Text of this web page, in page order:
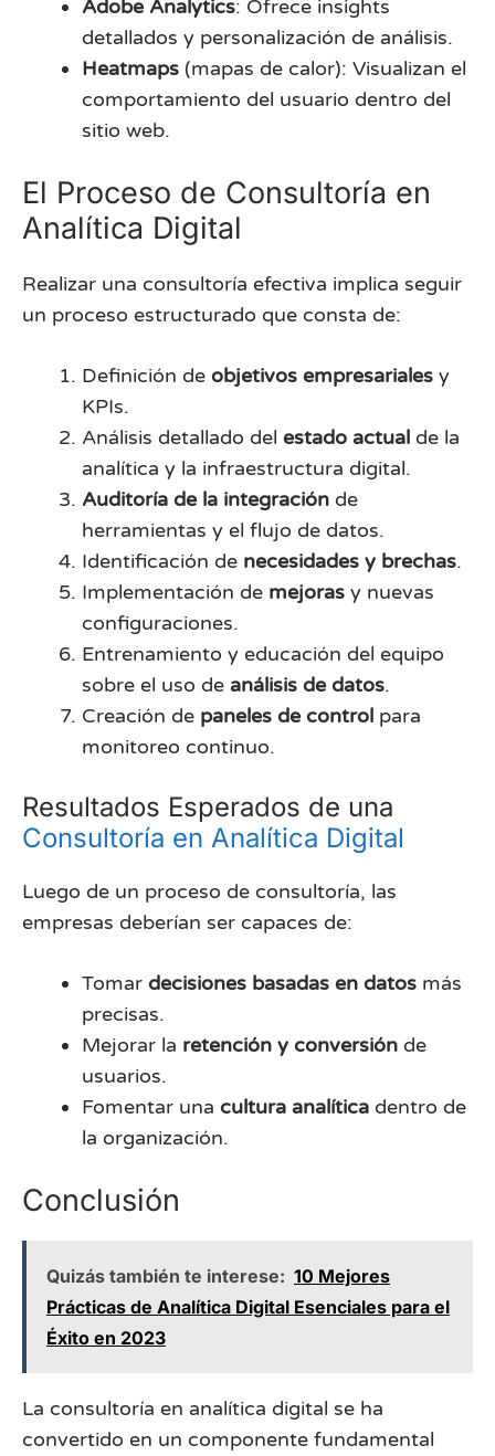
Adobe Analytics: Ofrece insights
detallados y personalización de análisis.
Heatmaps (mapas de calor): Visualizan el
comportamiento del usuario dentro del
sitio web.
El Proceso de Consultoría en
Analítica Digital
Realizar una consultoría efectiva implica seguir
un proceso estructurado que consta de:
Definición de objetivos empresariales y
KPIs.
Análisis detallado del estado actual de la
analítica y la infraestructura digital.
Auditoría de la integración de
herramientas y el flujo de datos.
Identificación de necesidades y brechas.
Implementación de mejoras y nuevas
configuraciones.
Entrenamiento y educación del equipo
sobre el uso de análisis de datos.
Creación de paneles de control para
monitoreo continuo.
Resultados Esperados de una
Consultoría en Analítica Digital
Luego de un proceso de consultoría, las
empresas deberían ser capaces de:
Tomar decisiones basadas en datos más
precisas.
Mejorar la retención y conversión de
usuarios.
Fomentar una cultura analítica dentro de
la organización.
Conclusión
Quizás también te interese: 10 Mejores
Prácticas de Analítica Digital Esenciales para el
Éxito en 2023
La consultoría en analítica digital se ha
convertido en un componente fundamental